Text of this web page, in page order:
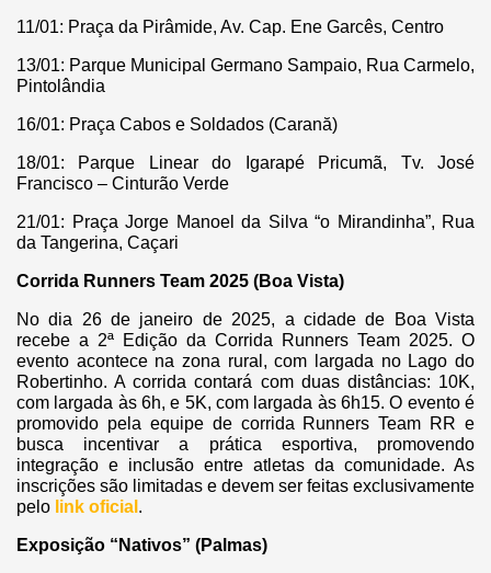
11/01: Praça da Pirâmide, Av. Cap. Ene Garcês, Centro
13/01: Parque Municipal Germano Sampaio, Rua Carmelo,
Pintolândia
16/01: Praça Cabos e Soldados (Carană)
18/01: Parque Linear do Igarapé Pricumã, Tv. José
Francisco – Cinturão Verde
21/01: Praça Jorge Manoel da Silva “o Mirandinha”, Rua
da Tangerina, Caçari
Corrida Runners Team 2025 (Boa Vista)
No dia 26 de janeiro de 2025, a cidade de Boa Vista
recebe a 2ª Edição da Corrida Runners Team 2025. O
evento acontece na zona rural, com largada no Lago do
Robertinho. A corrida contará com duas distâncias: 10K,
com largada às 6h, e 5K, com largada às 6h15. O evento é
promovido pela equipe de corrida Runners Team RR e
busca incentivar a prática esportiva, promovendo
integração e inclusão entre atletas da comunidade. As
inscrições são limitadas e devem ser feitas exclusivamente
pelo link oficial .
Exposição “Nativos” (Palmas)